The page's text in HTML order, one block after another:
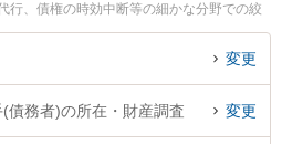
行、債権の時効中断等の細かな分野での絞
護士法人アルファ総合法律事務所の中山 純
善大弁護士、段貞行法律事務所の鶴羽 良弘
者)の所在・財産調査のトラブル解決の実績
『初回相談無料で相手(債務者)の所在・財産
変更
債務者)の所在・財産調査 変更